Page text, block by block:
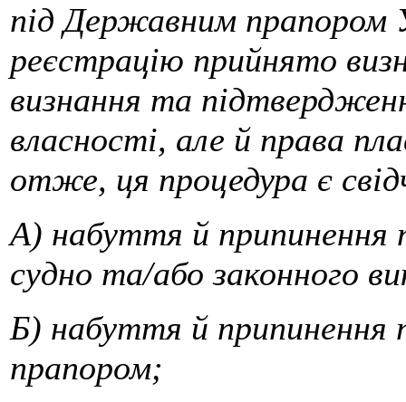
під Державним прапором
реєстрацію прийнято
визнання та
власності, але й права
отже, ця процедура є
А) набуття й припинення
судно та/або законного
Б) набуття й припинення
прапором;